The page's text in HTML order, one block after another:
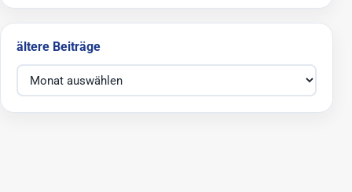
ältere Beiträge
ältere Beiträge